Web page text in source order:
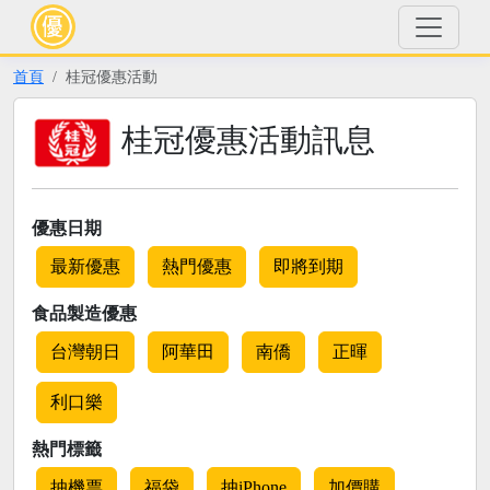
首頁 桂冠優惠活動
桂冠優惠活動訊息
優惠日期
最新優惠 熱門優惠 即將到期
食品製造優惠
台灣朝日 阿華田 南僑 正暉
利口樂
熱門標籤